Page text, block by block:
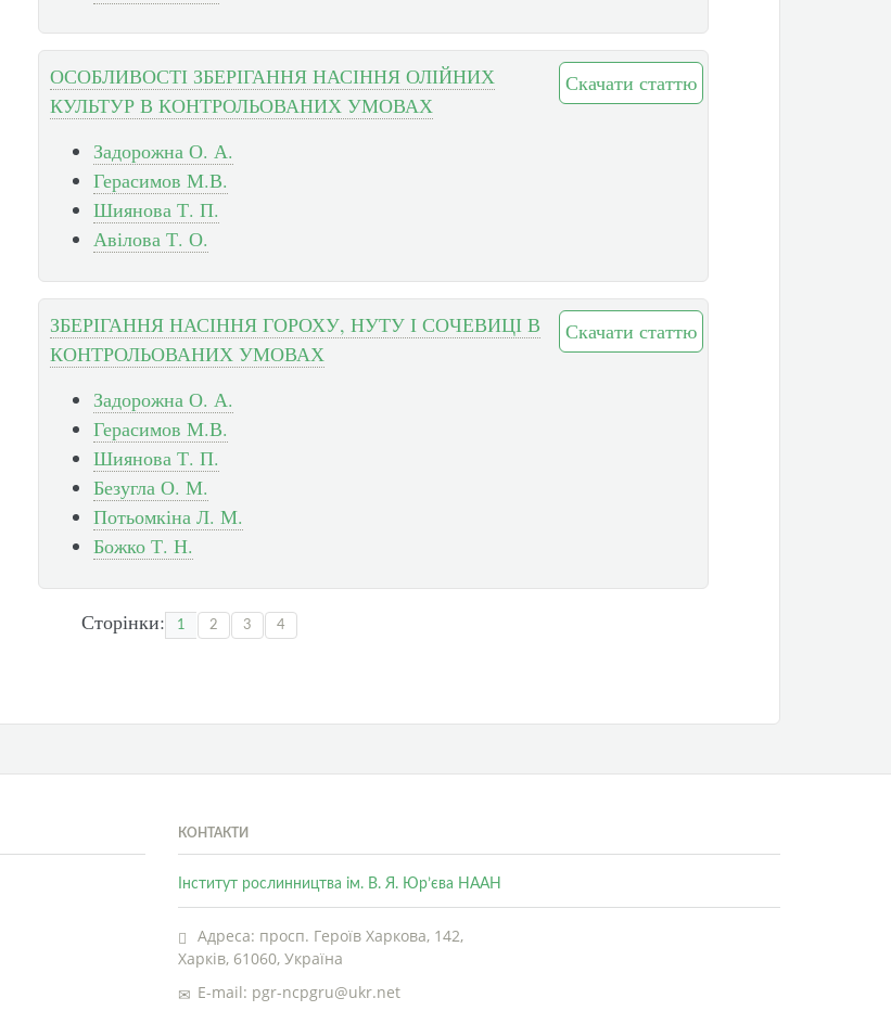
Скачати статтю
ОСОБЛИВОСТІ ЗБЕРІГАННЯ НАСІННЯ ОЛІЙНИХ
КУЛЬТУР В КОНТРОЛЬОВАНИХ УМОВАХ
Задорожна О. А.
Герасимов М.В.
Шиянова Т. П.
Авілова Т. О.
Скачати статтю
ЗБЕРІГАННЯ НАСІННЯ ГОРОХУ, НУТУ І СОЧЕВИЦІ В
КОНТРОЛЬОВАНИХ УМОВАХ
Задорожна О. А.
Герасимов М.В.
Шиянова Т. П.
Безугла О. М.
Потьомкіна Л. М.
Божко Т. Н.
Сторінки: 1 2 3 4
КОНТАКТИ
Інститут рослинництва ім. В. Я. Юр’єва НААН
Адреса: просп. Героїв Харкова, 142,
Харків, 61060, Україна
E-mail: pgr-ncpgru@ukr.net